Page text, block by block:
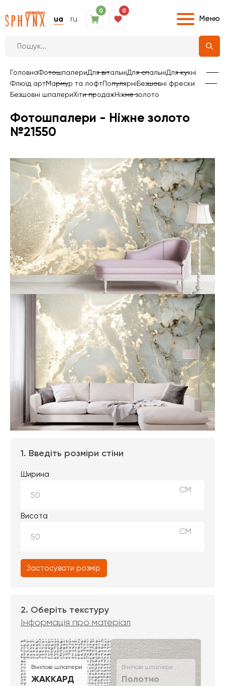
ua ru
0 0
Меню
ГоловнаФотошпалериДля вітальніДля спальніДля кухні
Флюїд артМармур та лофтПопулярніБезшовні фрески
Безшовні шпалериХіти продажНіжне золото
Фотошпалери - Ніжне золото
№21550
1. Введіть розміри стіни
Ширина
СМ
Висота
СМ
Застосувати розмір
2. Оберіть текстуру
Інформація про матеріал
Вінілові шпалери
ЖАККАРД
Вінілові шпалери
Полотно